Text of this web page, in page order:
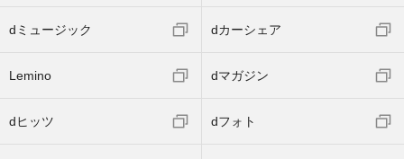
dミュージック dカーシェア
Lemino dマガジン
dヒッツ dフォト